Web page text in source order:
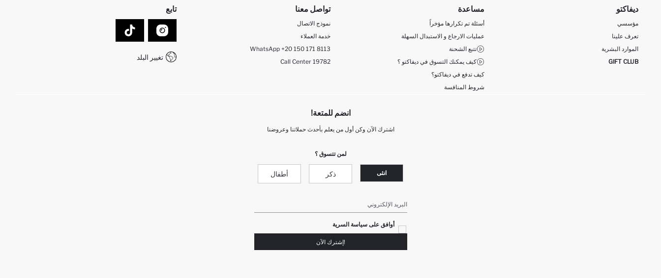
ديفاكتو
مؤسسي
تعرف علينا
الموارد البشرية
GIFT CLUB
مساعدة
أسئلة تم تكرارها مؤخراً
عمليات الارجاع و الاستبدال السهلة
تتبع الشحنة
كيف يمكنك التسوق في ديفاكتو ؟
كيف تدفع في ديفاكتو؟
شروط المنافسة
تواصل معنا
نموذج الاتصال
خدمة العملاء
WhatsApp +20 150 171 8113
Call Center 19782
تابع
تغيير البلد
انضم للمتعة!
اشترك الآن وكن أول من يعلم بأحدث حملاتنا وعروضنا
لمن تتسوق ؟
انثى ذكر أطفال
البريد الإلكتروني
أوافق على سياسة السرية
!إشترك الآن